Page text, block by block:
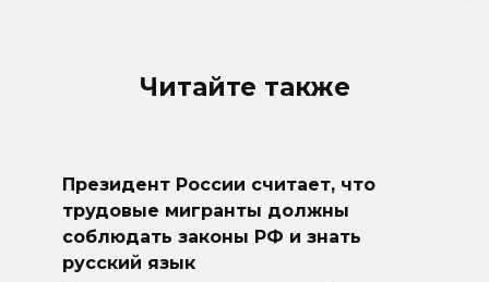
Читайте также
Президент России считает, что
трудовые мигранты должны
соблюдать законы РФ и знать
русский язык